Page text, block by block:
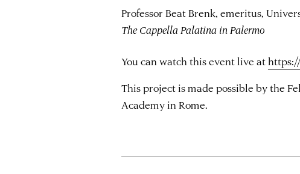
Professor Beat Brenk, emeritus,
The Cappella Palatina in Palermo
You can watch this event live at
This project is made possible by the
Academy in Rome.